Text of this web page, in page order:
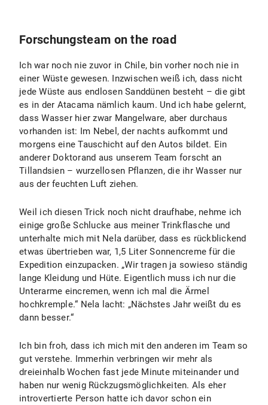
Forschungsteam on the road
Ich war noch nie zuvor in Chile, bin vorher noch nie in
einer Wüste gewesen. Inzwischen weiß ich, dass nicht
jede Wüste aus endlosen Sanddünen besteht – die gibt
es in der Atacama nämlich kaum. Und ich habe gelernt,
dass Wasser hier zwar Mangelware, aber durchaus
vorhanden ist: Im Nebel, der nachts aufkommt und
morgens eine Tauschicht auf den Autos bildet. Ein
anderer Doktorand aus unserem Team forscht an
Tillandsien – wurzellosen Pflanzen, die ihr Wasser nur
aus der feuchten Luft ziehen.
Weil ich diesen Trick noch nicht draufhabe, nehme ich
einige große Schlucke aus meiner Trinkflasche und
unterhalte mich mit Nela darüber, dass es rückblickend
etwas übertrieben war, 1,5 Liter Sonnencreme für die
Expedition einzupacken. „Wir tragen ja sowieso ständig
lange Kleidung und Hüte. Eigentlich muss ich nur die
Unterarme eincremen, wenn ich mal die Ärmel
hochkremple.“ Nela lacht: „Nächstes Jahr weißt du es
dann besser.“
Ich bin froh, dass ich mich mit den anderen im Team so
gut verstehe. Immerhin verbringen wir mehr als
dreieinhalb Wochen fast jede Minute miteinander und
haben nur wenig Rückzugsmöglichkeiten. Als eher
introvertierte Person hatte ich davor schon ein